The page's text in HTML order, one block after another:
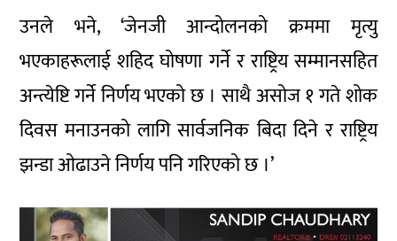
उनले भने, ‘जेनजी आन्दोलनको क्रममा मृत्यु
भएकाहरूलाई शहिद घोषणा गर्ने र राष्ट्रिय सम्मानसहित
अन्त्येष्टि गर्ने निर्णय भएको छ । साथै असोज १ गते शोक
दिवस मनाउनको लागि सार्वजनिक बिदा दिने र राष्ट्रिय
झन्डा ओढाउने निर्णय पनि गरिएको छ ।’